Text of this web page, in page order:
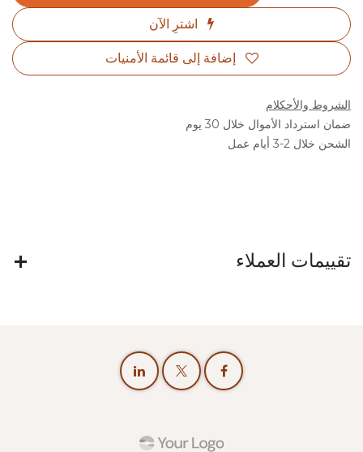
اشترِ الآن
إضافة إلى قائمة الأمنيات
الشروط والأحكلام
ضمان استرداد الأموال خلال 30 يوم
الشحن خلال 2-3 أيام عمل
تقييمات العملاء